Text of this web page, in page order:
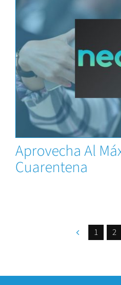
Aprovecha Al
Cuarentena
1 2